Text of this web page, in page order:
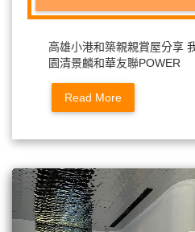
高雄小港和築親親賞屋分享
園清景麟和華友聯POWER
Read More